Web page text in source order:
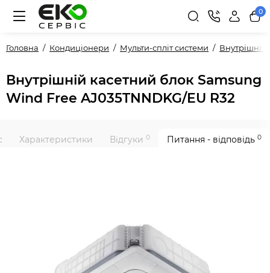
0
Головна Кондиціонери Мульти-спліт системи Внутрішні
Внутрішній касетний блок Samsung
Wind Free AJ035TNNDKG/EU R32
Характеристики Відгуки 0 Питання - відповідь 0